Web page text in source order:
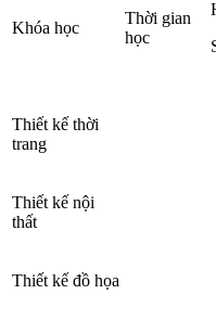
Khóa học
Thời gian
học
Thiết kế thời
trang
Thiết kế nội
thất
Thiết kế đồ họa